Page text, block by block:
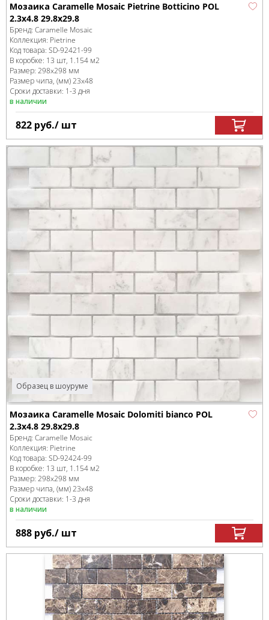
Мозаика Caramelle Mosaic Pietrine Botticino POL
2.3x4.8 29.8x29.8
Бренд: Caramelle Mosaic
Коллекция: Pietrine
Код товара: SD-92421-99
В коробке: 13 шт, 1.154 м2
Размер: 298x298 мм
Размер чипа, (мм)23x48
Сроки доставки: 1-3 дня
в наличии
822 руб./ шт
Образец в шоуруме
Мозаика Caramelle Mosaic Dolomiti bianco POL
2.3x4.8 29.8x29.8
Бренд: Caramelle Mosaic
Коллекция: Pietrine
Код товара: SD-92424-99
В коробке: 13 шт, 1.154 м2
Размер: 298x298 мм
Размер чипа, (мм)23x48
Сроки доставки: 1-3 дня
в наличии
888 руб./ шт